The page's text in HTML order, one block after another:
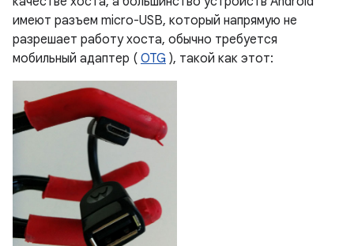
имеют разъем micro-USB, который напрямую не
разрешает работу хоста, обычно требуется
мобильный адаптер ( OTG ), такой как этот: